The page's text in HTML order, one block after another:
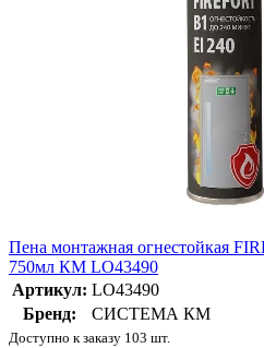
Пена монтажная огнестойкая
750мл КМ LO43490
Артикул: LO43490
Бренд:
СИСТЕМА КМ
Доступно к заказу 103 шт.